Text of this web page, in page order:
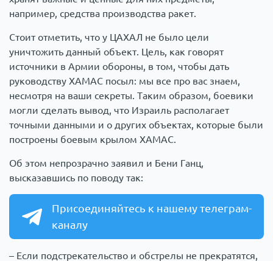
например, средства производства ракет.
Стоит отметить, что у ЦАХАЛ не было цели
уничтожить данный объект. Цель, как говорят
источники в Армии обороны, в том, чтобы дать
руководству ХАМАС посыл: мы все про вас знаем,
несмотря на ваши секреты. Таким образом, боевики
могли сделать вывод, что Израиль располагает
точными данными и о других объектах, которые были
построены боевым крылом ХАМАС.
Об этом непрозрачно заявил и Бени Ганц,
высказавшись по поводу так:
Присоединяйтесь к нашему телеграм-
каналу
– Если подстрекательство и обстрелы не прекратятся,